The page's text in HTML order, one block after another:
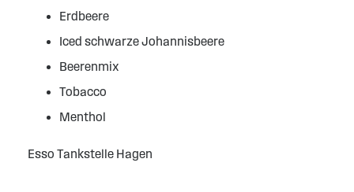
Erdbeere
Iced schwarze Johannisbeere
Beerenmix
Tobacco
Menthol
Esso Tankstelle Hagen